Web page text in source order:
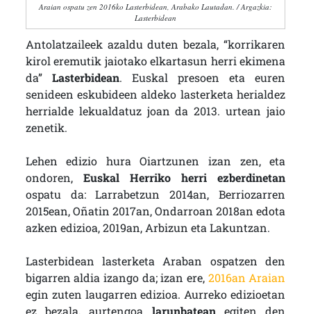
Araian ospatu zen 2016ko Lasterbidean, Arabako Lautadan. / Argazkia:
Lasterbidean
Antolatzaileek azaldu duten bezala, “korrikaren
kirol eremutik jaiotako elkartasun herri ekimena
da” Lasterbidean. Euskal presoen eta euren
senideen eskubideen aldeko lasterketa herialdez
herrialde lekualdatuz joan da 2013. urtean jaio
zenetik.
Lehen edizio hura Oiartzunen izan zen, eta
ondoren, Euskal Herriko herri ezberdinetan
ospatu da: Larrabetzun 2014an, Berriozarren
2015ean, Oñatin 2017an, Ondarroan 2018an edota
azken edizioa, 2019an, Arbizun eta Lakuntzan.
Lasterbidean lasterketa Araban ospatzen den
bigarren aldia izango da; izan ere, 2016an Araian
egin zuten laugarren edizioa. Aurreko edizioetan
ez bezala, aurtengoa larunbateanegiten den